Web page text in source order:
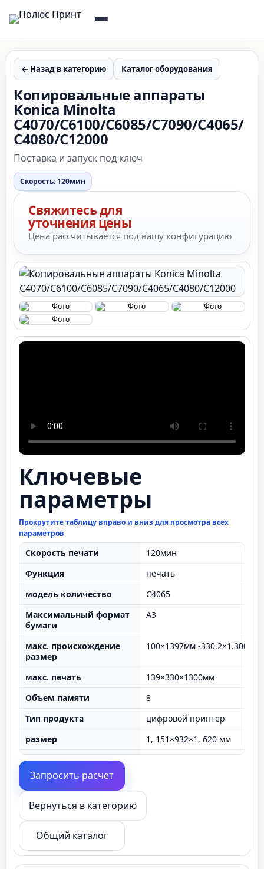
← Назад в категорию Каталог оборудования
Копировальные аппараты
Konica Minolta
C4070/C6100/C6085/C7090/C4065/
C4080/C12000
Поставка и запуск под ключ
Скорость: 120мин
Свяжитесь для
уточнения цены
Цена рассчитывается под вашу конфигурацию
Ключевые
параметры
Прокрутите таблицу вправо и вниз для просмотра всех
параметров
Скорость печати
120мин
Функция
печать
модель количество
C4065
Максимальный формат
бумаги
A3
макс. происхождение
размер
100×1397мм -330.2×1.300мм
макс. печать
139×330×1300мм
Объем памяти
8
Тип продукта
цифровой принтер
размер
1, 151×932×1, 620 мм
Скорость
Вес
Скорость печати
модель количество
Запросить расчет
Вернуться в категорию
Общий каталог